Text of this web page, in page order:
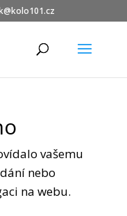
vašemu
nebo
na webu.